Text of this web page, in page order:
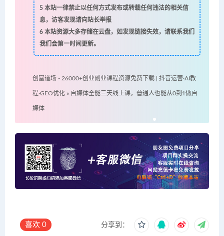
5本站一律禁止以任何方式发布或转载任何违法的相关信
息，访客发现请向站长举报
6本站资源大多存储在云盘，如发现链接失效，请联系我们
我们会第一时间更新。
创富道场 - 26000+创业副业课程资源免费下载 | 抖音运营·AI教
程·GEO优化 » 自媒体全能三天线上课，普通人也能从0到1做自
媒体
喜欢 0 分享到：